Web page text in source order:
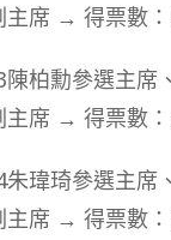
主席 → 得票數
柏勳參選主席
主席 → 得票數
瑋琦參選主席
主席 → 得票數